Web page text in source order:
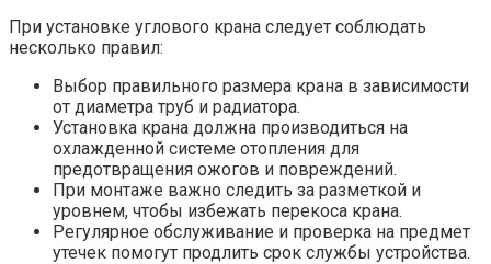
При установке углового крана следует соблюдать
несколько правил:
Выбор правильного размера крана в зависимости
от диаметра труб и радиатора.
Установка крана должна производиться на
охлажденной системе отопления для
предотвращения ожогов и повреждений.
При монтаже важно следить за разметкой и
уровнем, чтобы избежать перекоса крана.
Регулярное обслуживание и проверка на предмет
утечек помогут продлить срок службы устройства.